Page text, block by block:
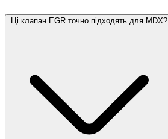
Ці клапан EGR точно підходять для MDX?